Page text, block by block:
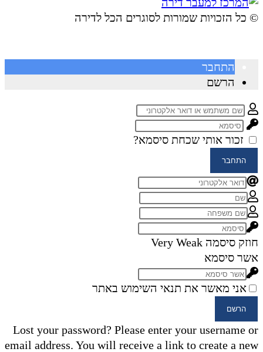
© ​כל הזכויות שמורות לסוגרים הכל לדירה
התחבר
הרשם
זכור אותי שכחת סיסמא?
התחבר
חוזק סיסמה Very Weak
אשר סיסמא
אני מאשר את תנאי השימוש באתר
הרשם
Lost your password? Please enter your username or
email address. You will receive a link to create a new